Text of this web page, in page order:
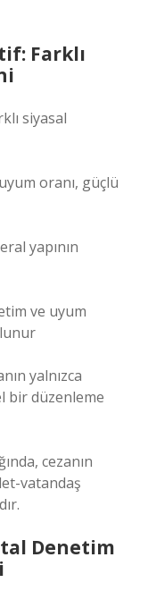
Farklı
siyasal
oranı, güçlü
yapının
ve uyum
yalnızca
bir düzenleme
cezanın
vatandaş
Denetim